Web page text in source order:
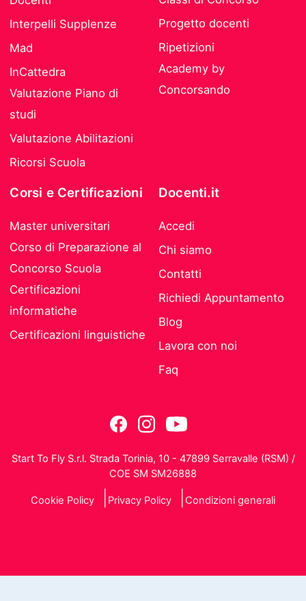
Interpelli Supplenze
Mad
InCattedra
Valutazione Piano di
studi
Valutazione Abilitazioni
Ricorsi Scuola
Progetto docenti
Ripetizioni
Academy by
Concorsando
Corsi e Certificazioni
Master universitari
Corso di Preparazione al
Concorso Scuola
Certificazioni
informatiche
Certificazioni linguistiche
Docenti.it
Accedi
Chi siamo
Contatti
Richiedi Appuntamento
Blog
Lavora con noi
Faq
Start To Fly S.r.l. Strada Torinia, 10 - 47899 Serravalle (RSM) /
COE SM SM26888
Cookie Policy Privacy Policy Condizioni generali